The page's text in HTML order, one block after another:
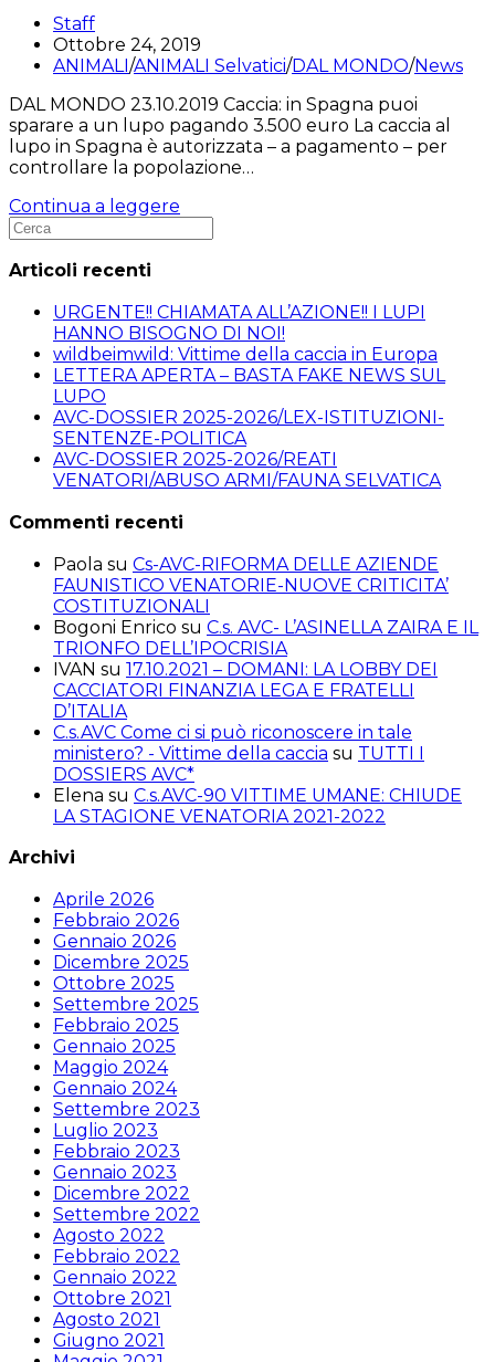
la
lince
Autore
dell'articolo:
Staff
Articolo
pubblicato:
Ottobre 24, 2019
Categoria
ANIMALI/ANIMALI Selvatici/DAL MONDO/News
DAL MONDO 23.10.2019 Caccia: in Spagna puoi
sparare a un lupo pagando 3.500 euro La caccia al
lupo in Spagna è autorizzata – a pagamento – per
controllare la popolazione…
Continua a leggere
–
puoi
sparare
a
un
pagando
3.500
euro
Articoli recenti
URGENTE!! CHIAMATA ALL’AZIONE!! I LUPI
HANNO BISOGNO DI NOI!
wildbeimwild: Vittime della caccia in Europa
LETTERA APERTA – BASTA FAKE NEWS SUL
LUPO
AVC-DOSSIER 2025-2026/LEX-ISTITUZIONI-
SENTENZE-POLITICA
AVC-DOSSIER 2025-2026/REATI
VENATORI/ABUSO ARMI/FAUNA SELVATICA
Commenti recenti
Paola su Cs-AVC-RIFORMA DELLE AZIENDE
FAUNISTICO VENATORIE-NUOVE CRITICITA’
COSTITUZIONALI
Bogoni Enrico su C.s. AVC- L’ASINELLA ZAIRA E IL
TRIONFO DELL’IPOCRISIA
IVAN su 17.10.2021 – DOMANI: LA LOBBY DEI
CACCIATORI FINANZIA LEGA E FRATELLI
D’ITALIA
C.s.AVC Come ci si può riconoscere in tale
ministero? - Vittime della caccia su TUTTI I
DOSSIERS AVC*
Elena su C.s.AVC-90 VITTIME UMANE: CHIUDE
LA STAGIONE VENATORIA 2021-2022
Archivi
Aprile 2026
Febbraio 2026
Gennaio 2026
Dicembre 2025
Ottobre 2025
Settembre 2025
Febbraio 2025
Gennaio 2025
Maggio 2024
Gennaio 2024
Settembre 2023
Luglio 2023
Febbraio 2023
Gennaio 2023
Dicembre 2022
Settembre 2022
Agosto 2022
Febbraio 2022
Gennaio 2022
Ottobre 2021
Agosto 2021
Giugno 2021